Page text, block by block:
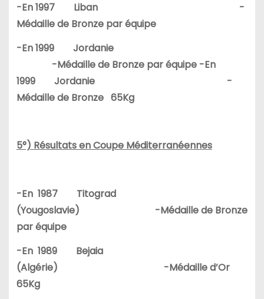
-En 1997 Liban -
Médaille de Bronze par équipe
-En 1999 Jordanie
-Médaille de Bronze par équipe -En
1999 Jordanie -
Médaille de Bronze 65Kg
5°) Résultats en Coupe Méditerranéennes
-En 1987 Titograd
(Yougoslavie) -Médaille de Bronze
par équipe
-En 1989 Bejaia
(Algérie) -Médaille d’Or
65Kg